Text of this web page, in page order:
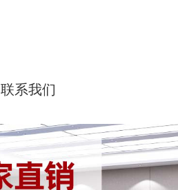
联系我们